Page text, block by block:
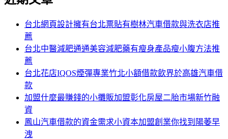
台北網頁設計擁有台北票貼有樹林汽車借款與洗衣店推
薦
台北中醫減肥通通美容減肥藥有瘦身產品瘦小腹方法推
薦
台北花店IQOS煙彈專業竹北小額借款飲界於高雄汽車借
款
加盟什麼最賺錢的小攤販加盟彰化房屋二胎市場新竹融
資
鳳山汽車借款的資金需求小資本加盟創業你找到陽萎早
洩